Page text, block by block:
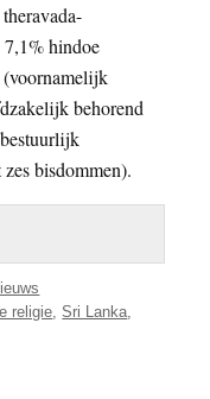
hindoe
behorend
bisdommen).
religie,Sri Lanka,